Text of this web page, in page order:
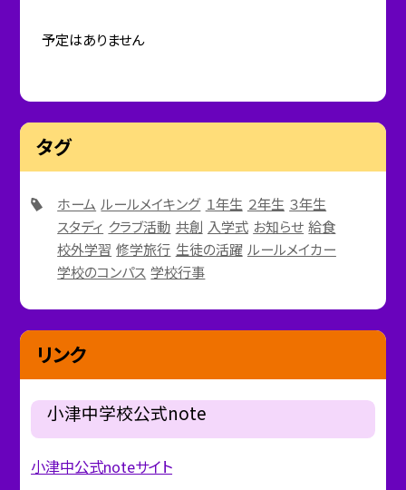
予定はありません
タグ
ホーム ルールメイキング １年生 ２年生 ３年生
スタディ クラブ活動 共創 入学式 お知らせ 給食
校外学習 修学旅行 生徒の活躍 ルールメイカー
学校のコンパス 学校行事
リンク
小津中学校公式note
小津中公式noteサイト